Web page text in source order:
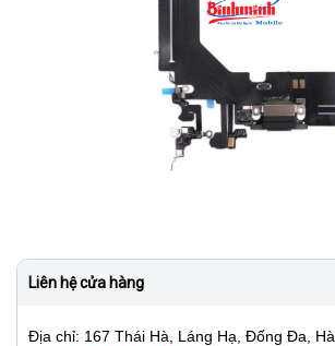
Liên hệ cửa hàng
Địa chỉ: 167 Thái Hà, Láng Hạ, Đống Đa,